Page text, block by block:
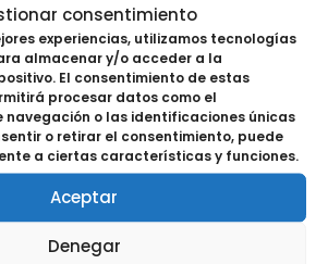
consentimiento
experiencias, utilizamos tecnologías
almacenar y/o acceder a la
El consentimiento de estas
procesar datos como el
navegación o las identificaciones únicas
o retirar el consentimiento, puede
a ciertas características y funciones.
Aceptar
Denegar
de control de
de control de accesos
solo desde el punto de vista de
también en términos de
Te permitirán gestionar
de manera controlada y
a las